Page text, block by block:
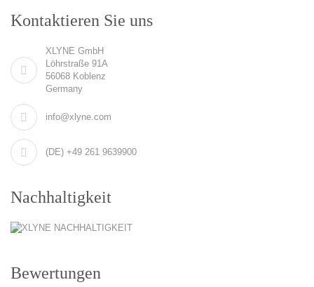
Kontaktieren Sie uns
XLYNE GmbH
Löhrstraße 91A
56068 Koblenz
Germany
info@xlyne.com
(DE) +49 261 9639900
Nachhaltigkeit
Bewertungen